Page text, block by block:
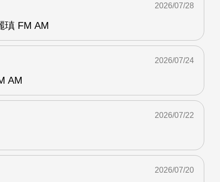
瑱 FM AM
2026/07/28
AM
2026/07/24
2026/07/22
2026/07/20